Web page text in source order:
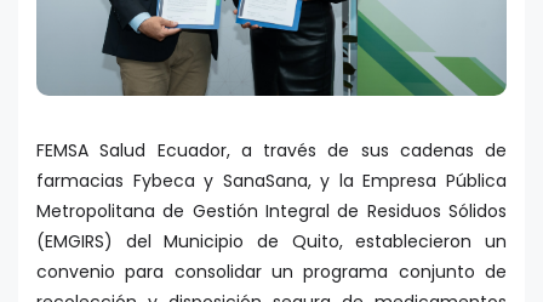
FEMSA Salud Ecuador, a través de sus cadenas de
farmacias Fybeca y SanaSana, y la Empresa Pública
Metropolitana de Gestión Integral de Residuos Sólidos
(EMGIRS) del Municipio de Quito, establecieron un
convenio para consolidar un programa conjunto de